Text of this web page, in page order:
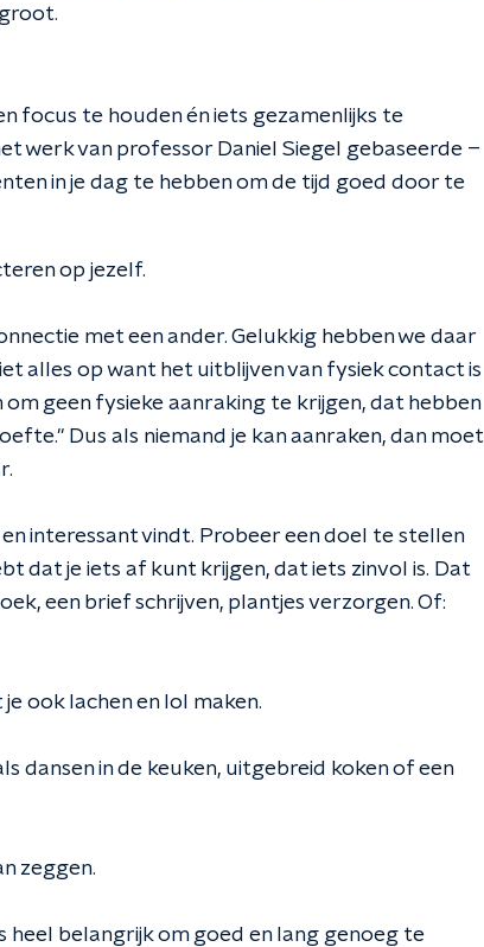
focus te houden én iets gezamenlijks te
werk van professor Daniel Siegel gebaseerde –
in je dag te hebben om de tijd goed door te
op jezelf.
met een ander. Gelukkig hebben we daar
alles op want het uitblijven van fysiek contact is
geen fysieke aanraking te krijgen, dat hebben
Dus als niemand je kan aanraken, dan moet
interessant vindt. Probeer een doel te stellen
dat je iets af kunt krijgen, dat iets zinvol is. Dat
een brief schrijven, plantjes verzorgen. Of:
ook lachen en lol maken.
dansen in de keuken, uitgebreid koken of een
zeggen.
heel belangrijk om goed en lang genoeg te